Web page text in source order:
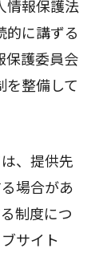
情報保護法
的に講ずる
保護委員会
を整備して
、提供先
場合があ
制度につ
サイト